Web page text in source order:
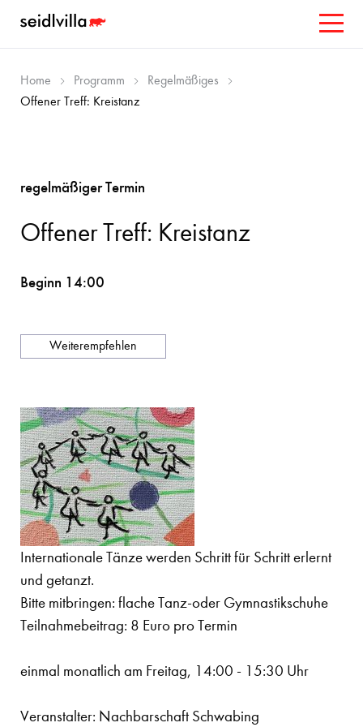
Home Programm
Regelmäßiges
Offener Treff: Kreistanz
regelmäßiger Termin
Offener Treff: Kreistanz
Beginn 14:00
Weiterempfehlen
Internationale Tänze werden Schritt für Schritt erlernt
und getanzt.
Bitte mitbringen: flache Tanz-oder Gymnastikschuhe
Teilnahmebeitrag: 8 Euro pro Termin
einmal monatlich am Freitag, 14:00 - 15:30 Uhr
Veranstalter: Nachbarschaft Schwabing